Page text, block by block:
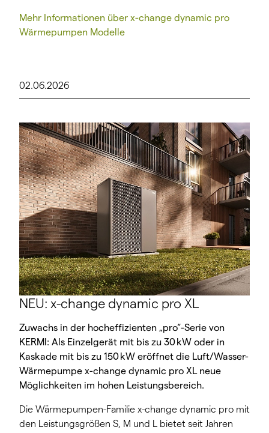
Mehr Informationen über x-change dynamic pro
Wärmepumpen Modelle
02.06.2026
NEU: x-change dynamic pro XL
Zuwachs in der hocheffizienten „pro“-Serie von
KERMI: Als Einzelgerät mit bis zu 30 kW oder in
Kaskade mit bis zu 150 kW eröffnet die Luft/Wasser-
Wärmepumpe x-change dynamic pro XL neue
Möglichkeiten im hohen Leistungsbereich.
Die Wärmepumpen-Familie x-change dynamic pro mit
den Leistungsgrößen S, M und L bietet seit Jahren